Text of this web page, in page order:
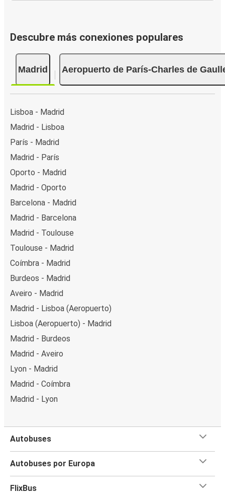
Descubre más conexiones populares
Madrid Aeropuerto de París-Charles de
Lisboa - Madrid
Madrid - Lisboa
París - Madrid
Madrid - París
Oporto - Madrid
Madrid - Oporto
Barcelona - Madrid
Madrid - Barcelona
Madrid - Toulouse
Toulouse - Madrid
Coímbra - Madrid
Burdeos - Madrid
Aveiro - Madrid
Madrid - Lisboa (Aeropuerto)
Lisboa (Aeropuerto) - Madrid
Madrid - Burdeos
Madrid - Aveiro
Lyon - Madrid
Madrid - Coímbra
Madrid - Lyon
Autobuses
Autobuses por Europa
FlixBus